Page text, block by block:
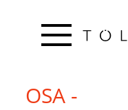
OSA -